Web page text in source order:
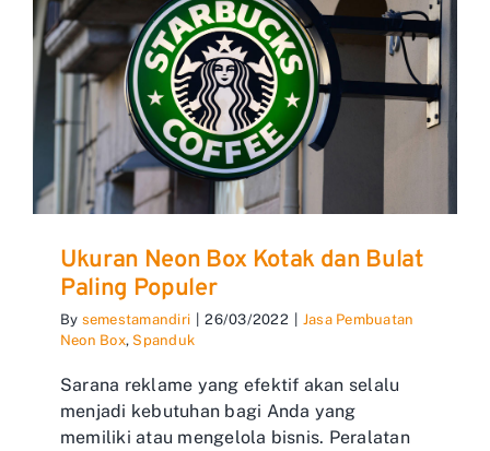
Ukuran Neon Box Kotak dan Bulat
Paling Populer
By semestamandiri | 26/03/2022 | Jasa Pembuatan
Neon Box, Spanduk
Sarana reklame yang efektif akan selalu
menjadi kebutuhan bagi Anda yang
memiliki atau mengelola bisnis. Peralatan